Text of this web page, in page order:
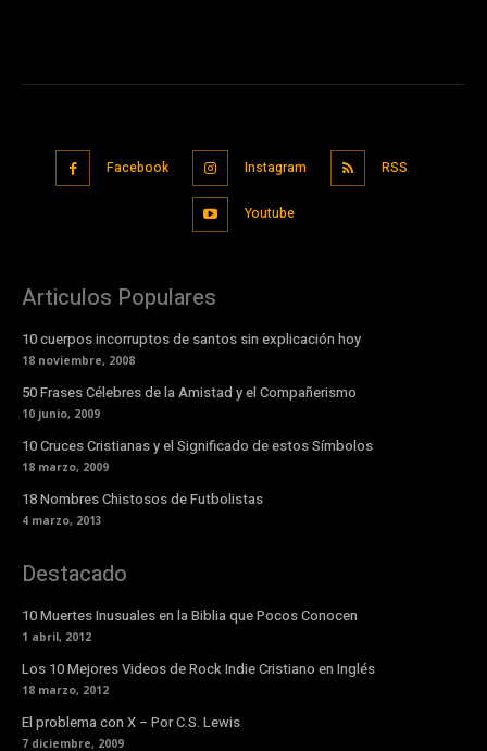
Facebook Instagram RSS
Youtube
Articulos Populares
10 cuerpos incorruptos de santos sin explicación hoy
18 noviembre, 2008
50 Frases Célebres de la Amistad y el Compañerismo
10 junio, 2009
10 Cruces Cristianas y el Significado de estos Símbolos
18 marzo, 2009
18 Nombres Chistosos de Futbolistas
4 marzo, 2013
Destacado
10 Muertes Inusuales en la Biblia que Pocos Conocen
1 abril, 2012
Los 10 Mejores Videos de Rock Indie Cristiano en Inglés
18 marzo, 2012
El problema con X – Por C.S. Lewis
7 diciembre, 2009